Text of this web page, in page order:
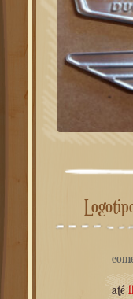
até